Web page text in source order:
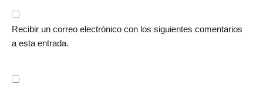
Recibir un correo electrónico con los siguientes comentarios
a esta entrada.